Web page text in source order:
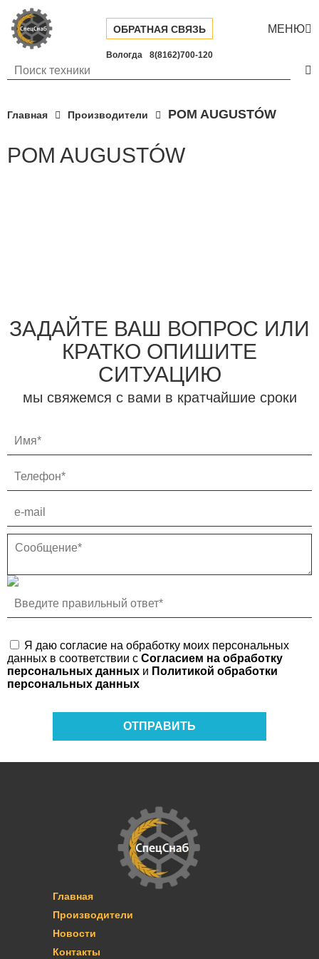
НАПИШИТЕ НАМ
Я даю согласие на обработку моих
персональных данных в соответствии с Согласием
на обработку персональных данныхи
Политикой обработки персональных данных

ОБРАТНАЯ СВЯЗЬ МЕНЮ
Вологда 8(8162)700-120

Тверь
8(8162)700-120
Великий Новгород
8(8162)700-120
Главная Производители POM AUGUSTÓW
POM AUGUSTÓW
ЗАДАЙТЕ ВАШ ВОПРОС ИЛИ
КРАТКО ОПИШИТЕ
СИТУАЦИЮ
мы свяжемся с вами в кратчайшие сроки
Я даю согласие на обработку моих персональных
данных в соответствии с Согласием на обработку
персональных данных и Политикой обработки
персональных данных
ОТПРАВИТЬ
Главная
Производители
Новости
Контакты